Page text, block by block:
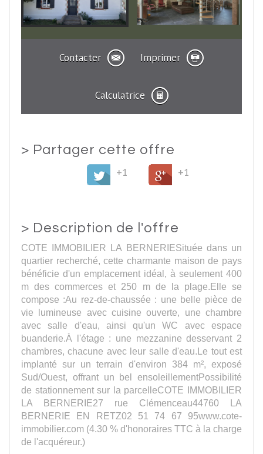
Contacter Imprimer
Calculatrice
> Partager cette offre
+1
+1
> Description de l'offre
COTE IMMOBILIER LA BERNERIESituée dans un
quartier recherché, cette charmante maison de pays
bénéficie d'un emplacement idéal, à seulement 400
m des commerces et 250 m de la plage.Elle se
compose :Au rez-de-chaussée : une belle pièce de
vie lumineuse avec cuisine ouverte, une chambre
avec salle d'eau, ainsi qu'un WC avec espace
buanderie.À l'étage : une mezzanine desservant 2
chambres, chacune avec leur salle d'eau.Le tout est
implanté sur un terrain d'environ 384 m², exposé
Sud/Ouest, offrant un bel ensoleillementPossibilité
de stationnement sur la parcelleCOTE IMMOBILIER
LA BERNERIE27 rue Clémenceau44760 LA
BERNERIE EN RETZ02 51 74 67 95www.cote-
immobilier.com (4.30 % d'honoraires TTC à la charge
de l'acquéreur.)